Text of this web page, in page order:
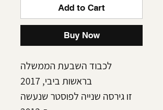
Add to Cart
Buy Now
לכבוד השבעת הממשלה
בראשות ביבי, 2017
זו גירסה שנייה לפוסטר שנעשה